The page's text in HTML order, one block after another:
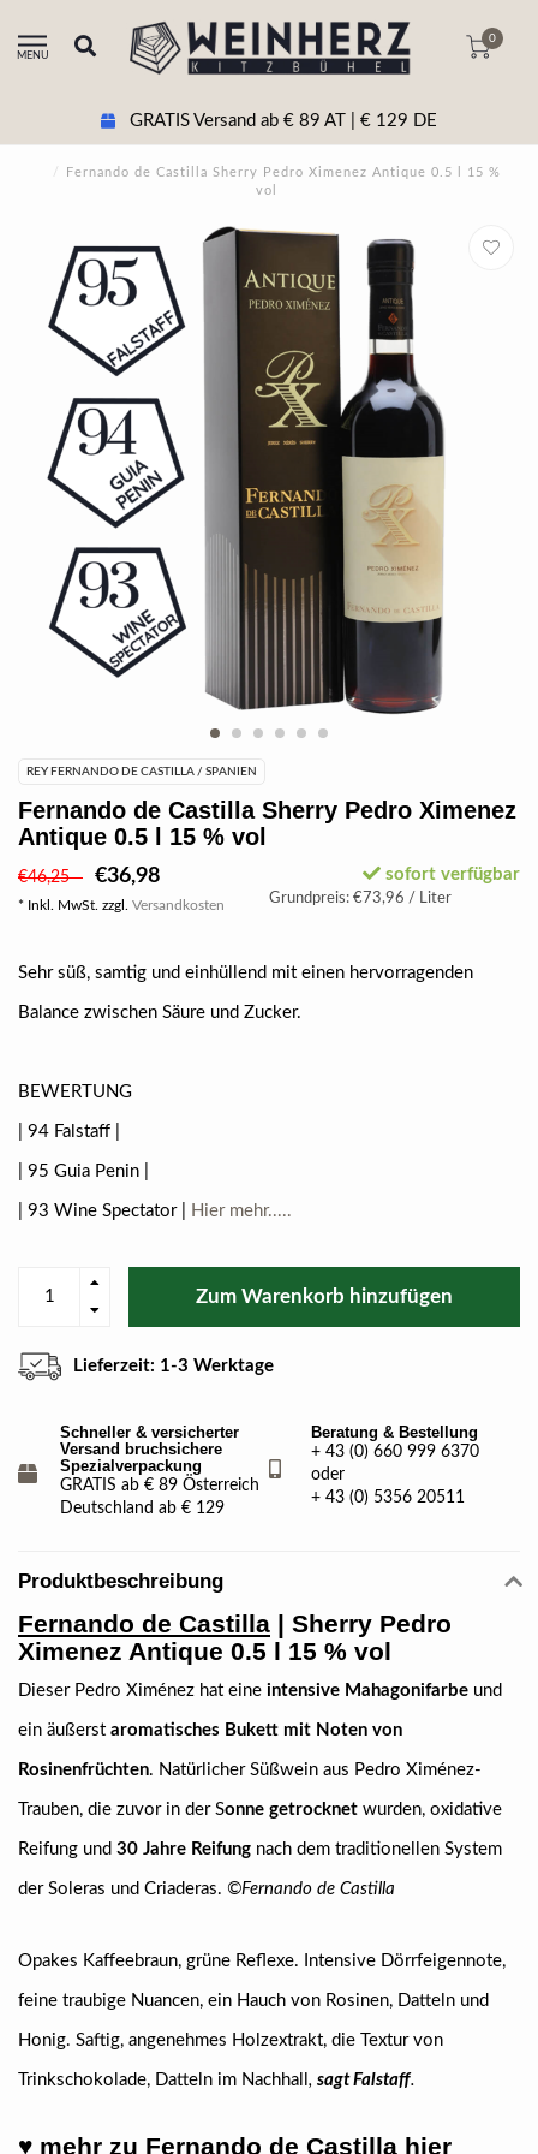
MENU
0
GRATIS Versand ab € 89 AT | € 129 DE
/
Fernando de Castilla Sherry Pedro Ximenez Antique 0.5 l 15 %
vol
REY FERNANDO DE CASTILLA / SPANIEN
Fernando de Castilla Sherry Pedro Ximenez
Antique 0.5 l 15 % vol
€46,25 €36,98
* Inkl. MwSt. zzgl. Versandkosten
sofort verfügbar
Grundpreis: €73,96 / Liter
Sehr süß, samtig und einhüllend mit einen hervorragenden
Balance zwischen Säure und Zucker.
BEWERTUNG
| 94 Falstaff |
| 95 Guia Penin |
| 93 Wine Spectator | Hier mehr.....
Zum Warenkorb hinzufügen
Lieferzeit: 1-3 Werktage
Schneller & versicherter
Versand bruchsichere
Spezialverpackung
GRATIS ab € 89 Österreich
Deutschland ab € 129
Beratung & Bestellung
+ 43 (0) 660 999 6370
oder
+ 43 (0) 5356 20511
Produktbeschreibung
Fernando de Castilla | Sherry Pedro
Ximenez Antique 0.5 l 15 % vol
Dieser Pedro Ximénez hat eine intensive Mahagonifarbe und
ein äußerst aromatisches Bukett mit Noten von
Rosinenfrüchten. Natürlicher Süßwein aus Pedro Ximénez-
Trauben, die zuvor in der Sonne getrocknet wurden, oxidative
Reifung und 30 Jahre Reifung nach dem traditionellen System
der Soleras und Criaderas. ©Fernando de Castilla
Opakes Kaffeebraun, grüne Reflexe. Intensive Dörrfeigennote,
feine traubige Nuancen, ein Hauch von Rosinen, Datteln und
Honig. Saftig, angenehmes Holzextrakt, die Textur von
Trinkschokolade, Datteln im Nachhall , sagt Falstaff.
♥ mehr zu Fernando de Castilla hier